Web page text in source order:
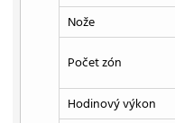
Nože
Počet zón
Hodinový výkon